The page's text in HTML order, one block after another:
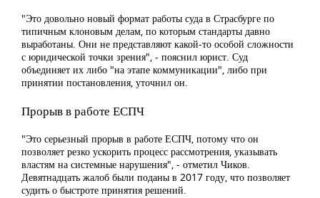
"Это довольно новый формат работы суда в Страсбурге по
типичным клоновым делам, по которым стандарты давно
выработаны. Они не представляют какой-то особой сложности
с юридической точки зрения", - пояснил юрист. Суд
объединяет их либо "на этапе коммуникации", либо при
принятии постановления, уточнил он.
Прорыв в работе ЕСПЧ
"Это серьезный прорыв в работе ЕСПЧ, потому что он
позволяет резко ускорить процесс рассмотрения, указывать
властям на системные нарушения", - отметил Чиков.
Девятнадцать жалоб были поданы в 2017 году, что позволяет
судить о быстроте принятия решений.